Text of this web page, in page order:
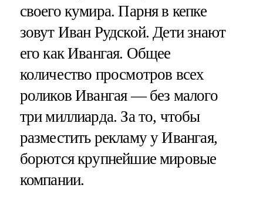
своего кумира. Парня в кепке
зовут Иван Рудской. Дети знают
его как Ивангая. Общее
количество просмотров всех
роликов Ивангая — без малого
три миллиарда. За то, чтобы
разместить рекламу у Ивангая,
борются крупнейшие мировые
компании.